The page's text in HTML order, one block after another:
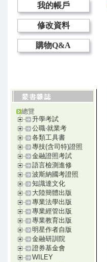
我的帳戶
修改資料
購物Q&A
總覽
升學考試
公職‧就業考
各類工具書
專技(含司特)證照
金融證照考試
語言檢測進修
波斯納國考證照
知識達文化
大陸簡體出版
專業法學出版
專業經管出版
專業教育出版
明星作者自版
金融研訓院
證券基金會
WILEY